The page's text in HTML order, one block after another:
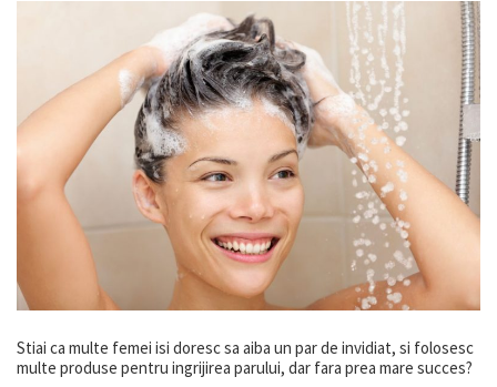
Stiai ca multe femei isi doresc sa aiba un par de invidiat, si folosesc
multe produse pentru ingrijirea parului, dar fara prea mare succes?